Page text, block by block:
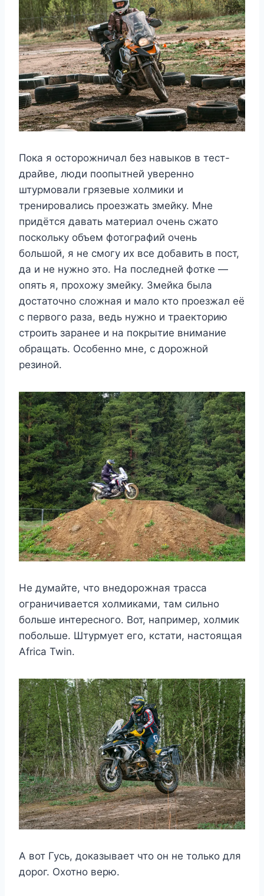
Пока я осторожничал без навыков в тест-
драйве, люди поопытней уверенно
штурмовали грязевые холмики и
тренировались проезжать змейку. Мне
придётся давать материал очень сжато
поскольку объем фотографий очень
большой, я не смогу их все добавить в пост,
да и не нужно это. На последней фотке —
опять я, прохожу змейку. Змейка была
достаточно сложная и мало кто проезжал её
с первого раза, ведь нужно и траекторию
строить заранее и на покрытие внимание
обращать. Особенно мне, с дорожной
резиной.
Не думайте, что внедорожная трасса
ограничивается холмиками, там сильно
больше интересного. Вот, например, холмик
побольше. Штурмует его, кстати, настоящая
Africa Twin.
А вот Гусь, доказывает что он не только для
дорог. Охотно верю.